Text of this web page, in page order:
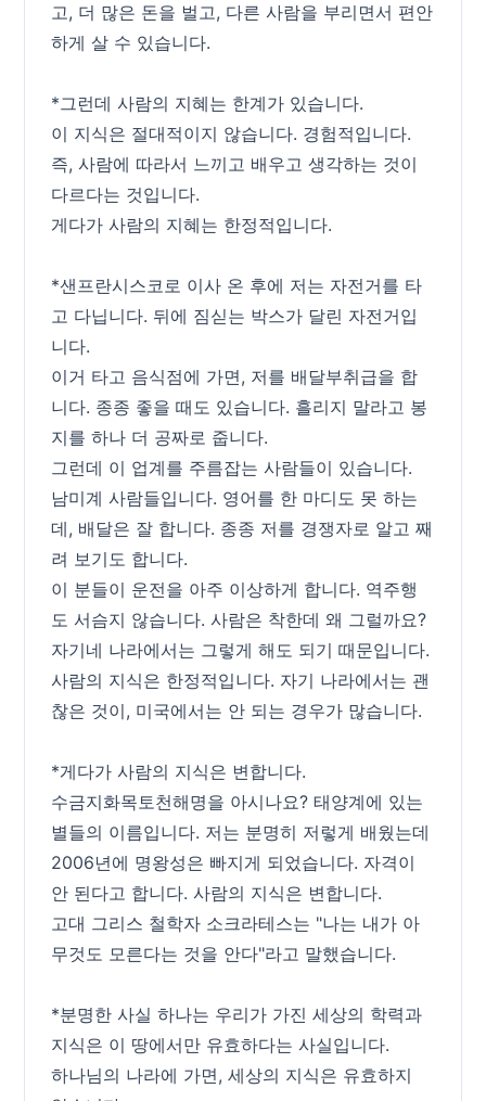
고, 더 많은 돈을 벌고, 다른 사람을 부리면서 편안
하게 살 수 있습니다.
*그런데 사람의 지혜는 한계가 있습니다.
이 지식은 절대적이지 않습니다. 경험적입니다.
즉, 사람에 따라서 느끼고 배우고 생각하는 것이
다르다는 것입니다.
게다가 사람의 지혜는 한정적입니다.
*샌프란시스코로 이사 온 후에 저는 자전거를 타
고 다닙니다. 뒤에 짐싣는 박스가 달린 자전거입
니다.
이거 타고 음식점에 가면, 저를 배달부취급을 합
니다. 종종 좋을 때도 있습니다. 흘리지 말라고 봉
지를 하나 더 공짜로 줍니다.
그런데 이 업계를 주름잡는 사람들이 있습니다.
남미계 사람들입니다. 영어를 한 마디도 못 하는
데, 배달은 잘 합니다. 종종 저를 경쟁자로 알고 째
려 보기도 합니다.
이 분들이 운전을 아주 이상하게 합니다. 역주행
도 서슴지 않습니다. 사람은 착한데 왜 그럴까요?
자기네 나라에서는 그렇게 해도 되기 때문입니다.
사람의 지식은 한정적입니다. 자기 나라에서는 괜
찮은 것이, 미국에서는 안 되는 경우가 많습니다.
*게다가 사람의 지식은 변합니다.
수금지화목토천해명을 아시나요? 태양계에 있는
별들의 이름입니다. 저는 분명히 저렇게 배웠는데
2006년에 명왕성은 빠지게 되었습니다. 자격이
안 된다고 합니다. 사람의 지식은 변합니다.
고대 그리스 철학자 소크라테스는 "나는 내가 아
무것도 모른다는 것을 안다"라고 말했습니다.
*분명한 사실 하나는 우리가 가진 세상의 학력과
지식은 이 땅에서만 유효하다는 사실입니다.
하나님의 나라에 가면, 세상의 지식은 유효하지